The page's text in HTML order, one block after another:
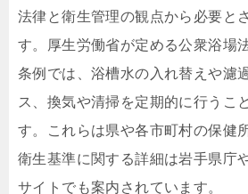
法律と衛生管理の観点から必要と
す。厚生労働省が定める公衆浴場
条例では、浴槽水の入れ替えや濾
ス、換気や清掃を定期的に行うこ
す。これらは県や各市町村の保健
衛生基準に関する詳細は岩手県庁
サイトでも案内されています。